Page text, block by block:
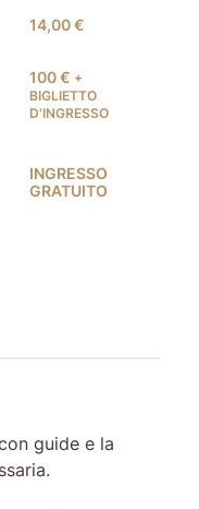
14,00 €
100 € +
BIGLIETTO
D'INGRESSO
INGRESSO
GRATUITO
guide e la